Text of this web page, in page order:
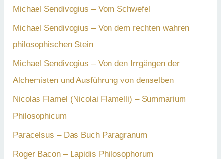
Michael Sendivogius – Vom Schwefel
Michael Sendivogius – Von dem rechten wahren
philosophischen Stein
Michael Sendivogius – Von den Irrgängen der
Alchemisten und Ausführung von denselben
Nicolas Flamel (Nicolai Flamelli) – Summarium
Philosophicum
Paracelsus – Das Buch Paragranum
Roger Bacon – Lapidis Philosophorum